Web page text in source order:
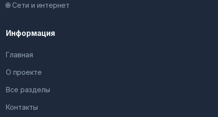
🌐 Сети и интернет
Информация
Главная
О проекте
Все разделы
Контакты